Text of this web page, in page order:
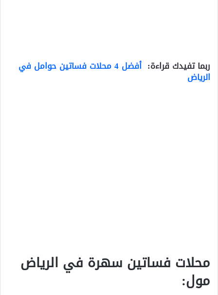
ربما تفيدك قراءة: أفضل 4 محلات فساتين حوامل في
الرياض
محلات فساتين سهرة في الرياض
مول: